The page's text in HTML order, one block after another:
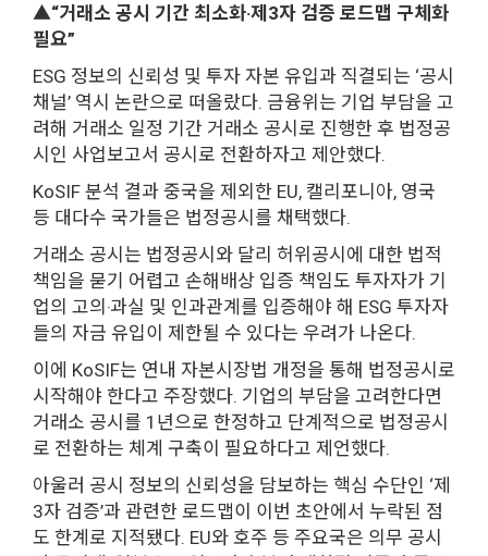
▲“거래소 공시 기간 최소화‧제3자 검증 로드맵 구체화
필요”
ESG 정보의 신뢰성 및 투자 자본 유입과 직결되는 ‘공시
채널’ 역시 논란으로 떠올랐다. 금융위는 기업 부담을 고
려해 거래소 일정 기간 거래소 공시로 진행한 후 법정공
시인 사업보고서 공시로 전환하자고 제안했다.
KoSIF 분석 결과 중국을 제외한 EU, 캘리포니아, 영국
등 대다수 국가들은 법정공시를 채택했다.
거래소 공시는 법정공시와 달리 허위공시에 대한 법적
책임을 묻기 어렵고 손해배상 입증 책임도 투자자가 기
업의 고의‧과실 및 인과관계를 입증해야 해 ESG 투자자
들의 자금 유입이 제한될 수 있다는 우려가 나온다.
이에 KoSIF는 연내 자본시장법 개정을 통해 법정공시로
시작해야 한다고 주장했다. 기업의 부담을 고려한다면
거래소 공시를 1년으로 한정하고 단계적으로 법정공시
로 전환하는 체계 구축이 필요하다고 제언했다.
아울러 공시 정보의 신뢰성을 담보하는 핵심 수단인 ‘제
3자 검증’과 관련한 로드맵이 이번 초안에서 누락된 점
도 한계로 지적됐다. EU와 호주 등 주요국은 의무 공시